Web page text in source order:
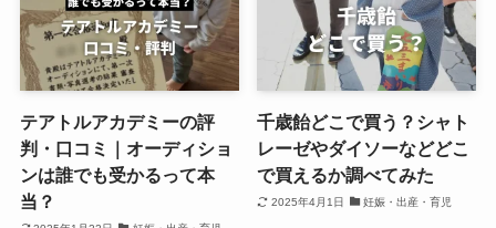
テアトルアカデミーの評
判・口コミ｜オーディショ
ンは誰でも受かるって本
当？
千歳飴どこで買う？シャト
レーゼやダイソーなどどこ
で買えるか調べてみた
2025年4月1日 妊娠・出産・育児